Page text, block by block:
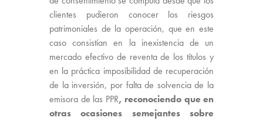
clientes pudieron conocer los riesgos
patrimoniales de la operación, que en este
caso consistían en la inexistencia de un
mercado efectivo de reventa de los títulos y
en la práctica imposibilidad de recuperación
de la inversión, por falta de solvencia de la
emisora de las PPR, reconociendo que en
otras ocasiones semejantes sobre